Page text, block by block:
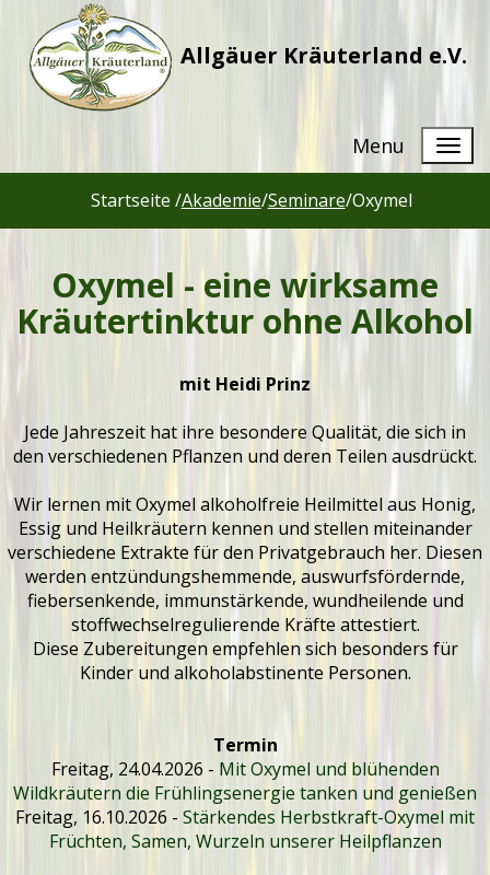
Allgäuer Kräuterland e.V.
Menu
Startseite /Akademie/Seminare/Oxymel
Oxymel - eine wirksame
Kräutertinktur ohne Alkohol
mit Heidi Prinz
Jede Jahreszeit hat ihre besondere Qualität, die sich in
den verschiedenen Pflanzen und deren Teilen ausdrückt.
Wir lernen mit Oxymel alkoholfreie Heilmittel aus Honig,
Essig und Heilkräutern kennen und stellen miteinander
verschiedene Extrakte für den Privatgebrauch her. Diesen
werden entzündungshemmende, auswurfsfördernde,
fiebersenkende, immunstärkende, wundheilende und
stoffwechselregulierende Kräfte attestiert.
Diese Zubereitungen empfehlen sich besonders für
Kinder und alkoholabstinente Personen.
Termin
Freitag, 24.04.2026 - Mit Oxymel und blühenden
Wildkräutern die Frühlingsenergie tanken und genießen
Freitag, 16.10.2026 - Stärkendes Herbstkraft-Oxymel mit
Früchten, Samen, Wurzeln unserer Heilpflanzen